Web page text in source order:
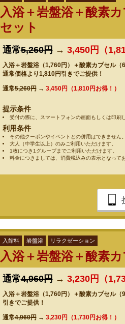
入浴＋岩盤浴＋酸素
セット
通常5,260円→ 3,450円（
入浴＋岩盤浴（1,760円）＋酸素カプセル
通常価格より1,810円引きでご提供！
通常5,260円→ 3,450円（1,810円お得！）
提示条件
受付の際に、スマートフォンの画面もしくは印刷
利用条件
その他クーポンやイベントとの併用はできません。
大人（中学生以上）のみご利用いただけます。
1枚につき1グループまでご利用いただけます。
料金につきましては、消費税込みの表示となって
入館料 岩盤浴 リラクゼーション
入浴＋岩盤浴＋酸素
通常4,960円→ 3,230円（
入浴＋岩盤浴（1,760円）＋酸素カプセル
引きでご提供！
通常4,960円→ 3,230円（1,730円お得！）